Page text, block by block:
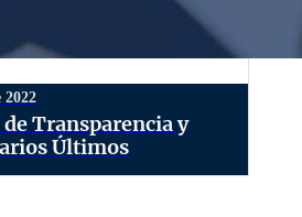
2022
Transparencia y
Últimos